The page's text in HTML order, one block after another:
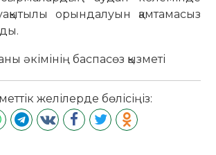
орындалуын қамтамасыз
әкімінің баспасөз қызметі
желілерде бөлісіңіз: